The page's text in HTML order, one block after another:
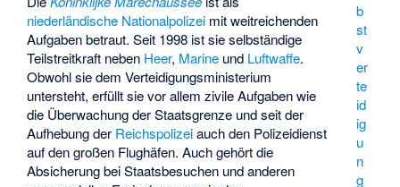
b
st
v
er
te
id
ig
u
n
g
niederländische Nationalpolizei mit weitreichenden
Aufgaben betraut. Seit 1998 ist sie selbständige
Teilstreitkraft neben Heer, Marine und Luftwaffe.
Obwohl sie dem Verteidigungsministerium
untersteht, erfüllt sie vor allem zivile Aufgaben wie
die Überwachung der Staatsgrenze und seit der
Aufhebung der Reichspolizeiauch den Polizeidienst
auf den großen Flughäfen. Auch gehört die
Absicherung bei Staatsbesuchen und anderen